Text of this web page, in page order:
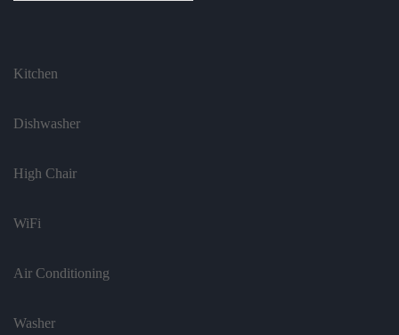
Kitchen
Dishwasher
High Chair
WiFi
Air Conditioning
Washer